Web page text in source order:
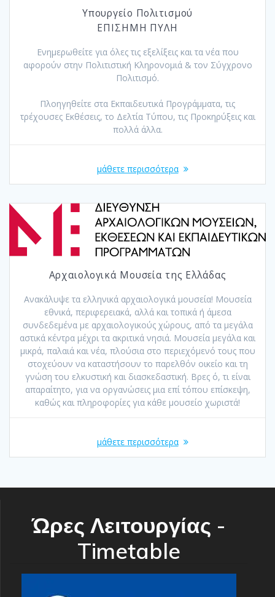
Υπουργείο Πολιτισμού
ΕΠΙΣΗΜΗ ΠΥΛΗ
Ενημερωθείτε για όλες τις εξελίξεις και τα νέα που
αφορούν στην Πολιτιστική Κληρονομιά & τον Σύγχρονο
Πολιτισμό.
Πλοηγηθείτε στα Εκπαιδευτικά Προγράμματα, τις
τρέχουσες Εκθέσεις, το Δελτία Τύπου, τις Προκηρύξεις και
πολλά άλλα.
μάθετε περισσότερα
Αρχαιολογικά Mουσεία της Ελλάδας
Ανακάλυψε τα ελληνικά αρχαιολογικά μουσεία! Μουσεία
εθνικά, περιφερειακά, αλλά και τοπικά ή άμεσα
συνδεδεμένα με αρχαιολογικούς χώρους, από τα μεγάλα
αστικά κέντρα μέχρι τα ακριτικά νησιά. Μουσεία μεγάλα και
μικρά, παλαιά και νέα, πλούσια στο περιεχόμενό τους που
στοχεύουν να καταστήσουν το παρελθόν οικείο και τη
γνώση του ελκυστική και διασκεδαστική. Βρες ό, τι είναι
απαραίτητο, για να οργανώσεις μια επί τόπου επίσκεψη,
καθώς και πληροφορίες για κάθε μουσείο χωριστά!
μάθετε περισσότερα
Ώρες Λειτουργίας -
Timetable